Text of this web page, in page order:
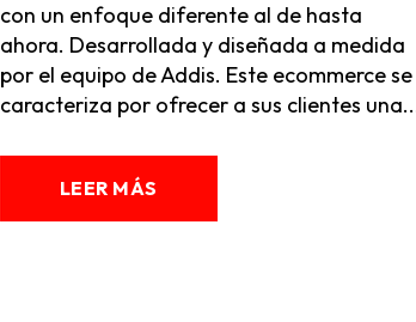
con un enfoque diferente al de hasta
ahora. Desarrollada y diseñada a medida
por el equipo de Addis. Este ecommerce se
caracteriza por ofrecer a sus clientes
LEER MÁS